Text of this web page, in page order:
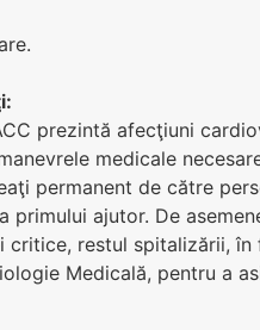
prezintă afecţiuni
medicale
permanent de către
primului ajutor. De
critice, restul spitalizării,
Medicală, pentru a